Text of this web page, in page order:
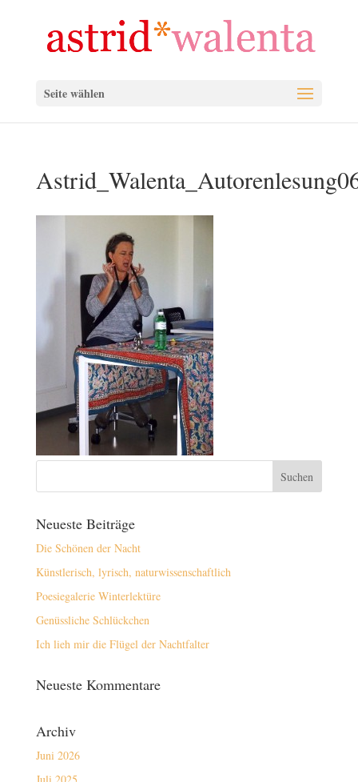
Seite wählen
Neueste Beiträge
Die Schönen der Nacht
Künstlerisch, lyrisch, naturwissenschaftlich
Poesiegalerie Winterlektüre
Genüssliche Schlückchen
Ich lieh mir die Flügel der Nachtfalter
Neueste Kommentare
Archiv
Juni 2026